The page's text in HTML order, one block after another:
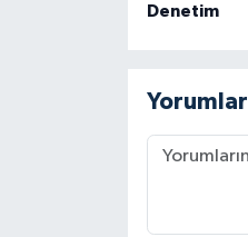
Denetim
Yorumlar